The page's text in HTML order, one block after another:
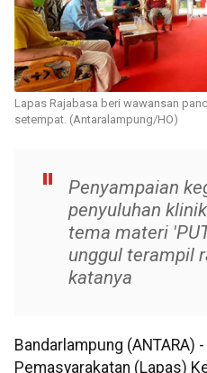
Lapas Rajabasa beri wawansan
setempat. (Antaralampung/HO)
Penyampaian
penyuluhan
tema materi
unggul terampil
katanya
Bandarlampung (ANTARA)
Pemasyarakatan (Lapas)